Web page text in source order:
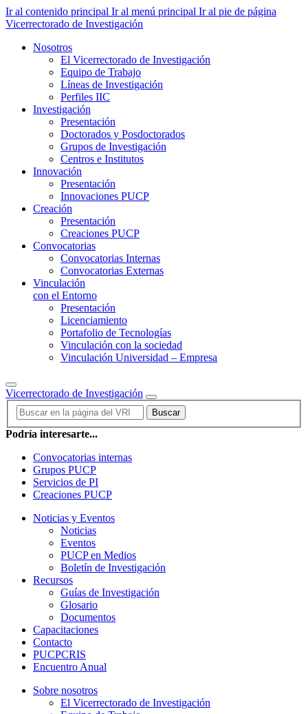
Ir al contenido principal Ir al menú principal Ir al pie de página
Vicerrectorado de Investigación
Nosotros
El Vicerrectorado de Investigación
Equipo de Trabajo
Líneas de Investigación
Perfiles IIC
Investigación
Presentación
Doctorados y Posdoctorados
Grupos de Investigación
Centros e Institutos
Innovación
Presentación
Innovaciones PUCP
Creación
Presentación
Creaciones PUCP
Convocatorias
Convocatorias Internas
Convocatorias Externas
Vinculación
con el Entorno
Presentación
Licenciamiento
Portafolio de Tecnologías
Vinculación con la sociedad
Vinculación Universidad – Empresa
Vicerrectorado de Investigación
Buscar
Podría interesarte...
Convocatorias internas
Grupos PUCP
Servicios de PI
Creaciones PUCP
Noticias y Eventos
Noticias
Eventos
PUCP en Medios
Boletín de Investigación
Recursos
Guías de Investigación
Glosario
Documentos
Capacitaciones
Contacto
PUCPCRIS
Encuentro Anual
Sobre nosotros
El Vicerrectorado de Investigación